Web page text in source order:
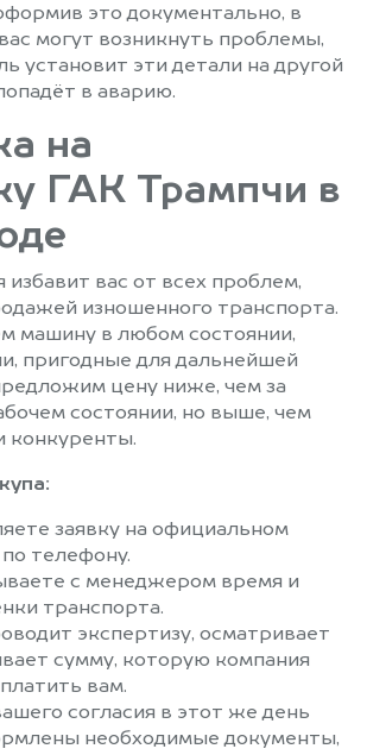
это документально, в
могут возникнуть проблемы,
установит эти детали на другой
в аварию.
на
ГАК Трампчи в
вас от всех проблем,
изношенного транспорта.
машину в любом состоянии,
пригодные для дальнейшей
цену ниже, чем за
состоянии, но выше, чем
конкуренты.
заявку на официальном
телефону.
с менеджером время и
транспорта.
экспертизу, осматривает
сумму, которую компания
вам.
согласия в этот же день
необходимые документы,